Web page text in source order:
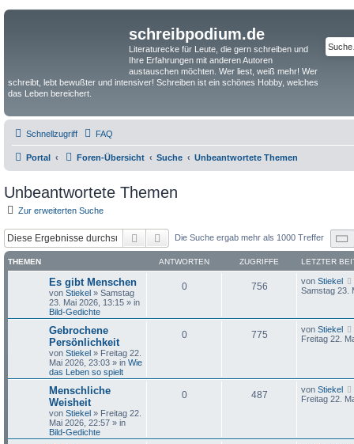
schreibpodium.de
Literaturecke für Leute, die gern schreiben und
Ihre Erfahrungen mit anderen Autoren
austauschen möchten. Wer liest, weiß mehr! Wer
schreibt, lebt bewußter und intensiver! Schreiben ist ein schönes Hobby, welches
das Leben bereichert.
Schnellzugriff FAQ
Portal Foren-Übersicht Suche Unbeantwortete Themen
Unbeantwortete Themen
Zur erweiterten Suche
Suche Erweiterte Suche
Die Suche ergab mehr als 1000 Treffer
THEMEN ANTWORTEN ZUGRIFFE LETZTER
Es gibt Menschen
von Stiekel » Samstag
23. Mai 2026, 13:15 » in
Bild-Gedichte
0 756 von Stiekel
Samstag 23.
Gebrochene
Persönlichkeit
von Stiekel » Freitag 22.
Mai 2026, 23:03 » in Wie
das Leben so spielt
0 775 von Stiekel
Freitag 22.
Menschliche
Weisheit
von Stiekel » Freitag 22.
Mai 2026, 22:57 » in
Bild-Gedichte
0 487 von Stiekel
Freitag 22.